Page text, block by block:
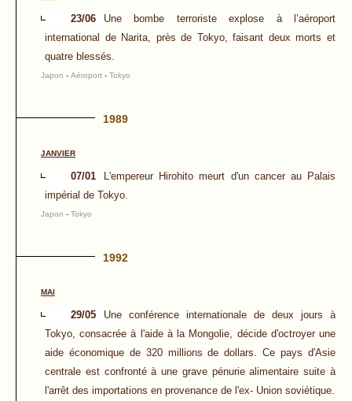
23/06
Une bombe terroriste explose à l’aéroport
international de Narita, près de Tokyo, faisant deux morts et
quatre blessés.
Japon - Aéroport - Tokyo
1989
JANVIER
07/01
L'empereur Hirohito meurt d'un cancer au Palais
impérial de Tokyo.
Japon - Tokyo
1992
MAI
29/05
Une conférence internationale de deux jours à
Tokyo, consacrée à l'aide à la Mongolie, décide d'octroyer une
aide économique de 320 millions de dollars. Ce pays d'Asie
centrale est confronté à une grave pénurie alimentaire suite à
l'arrêt des importations en provenance de l'ex- Union soviétique.